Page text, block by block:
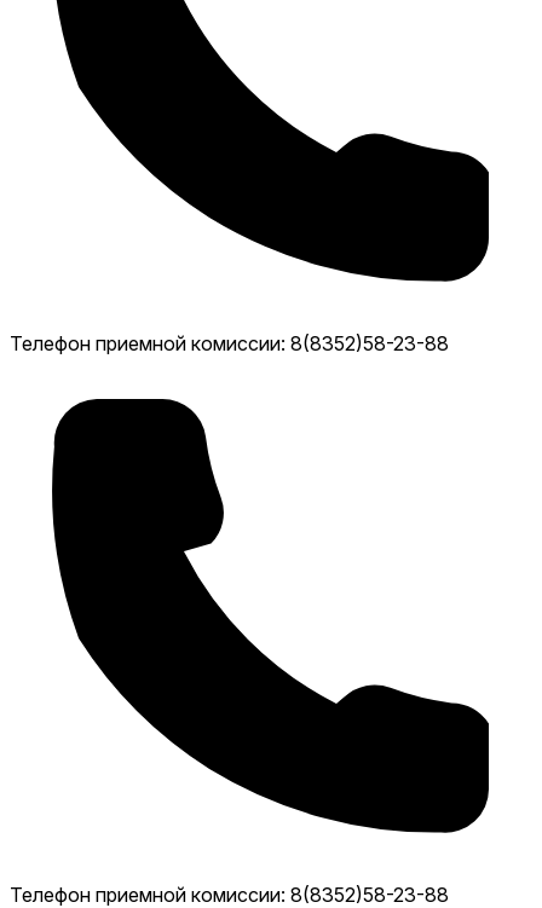
Телефон приемной комиссии: 8(8352)58-23-88
Телефон приемной комиссии: 8(8352)58-23-88